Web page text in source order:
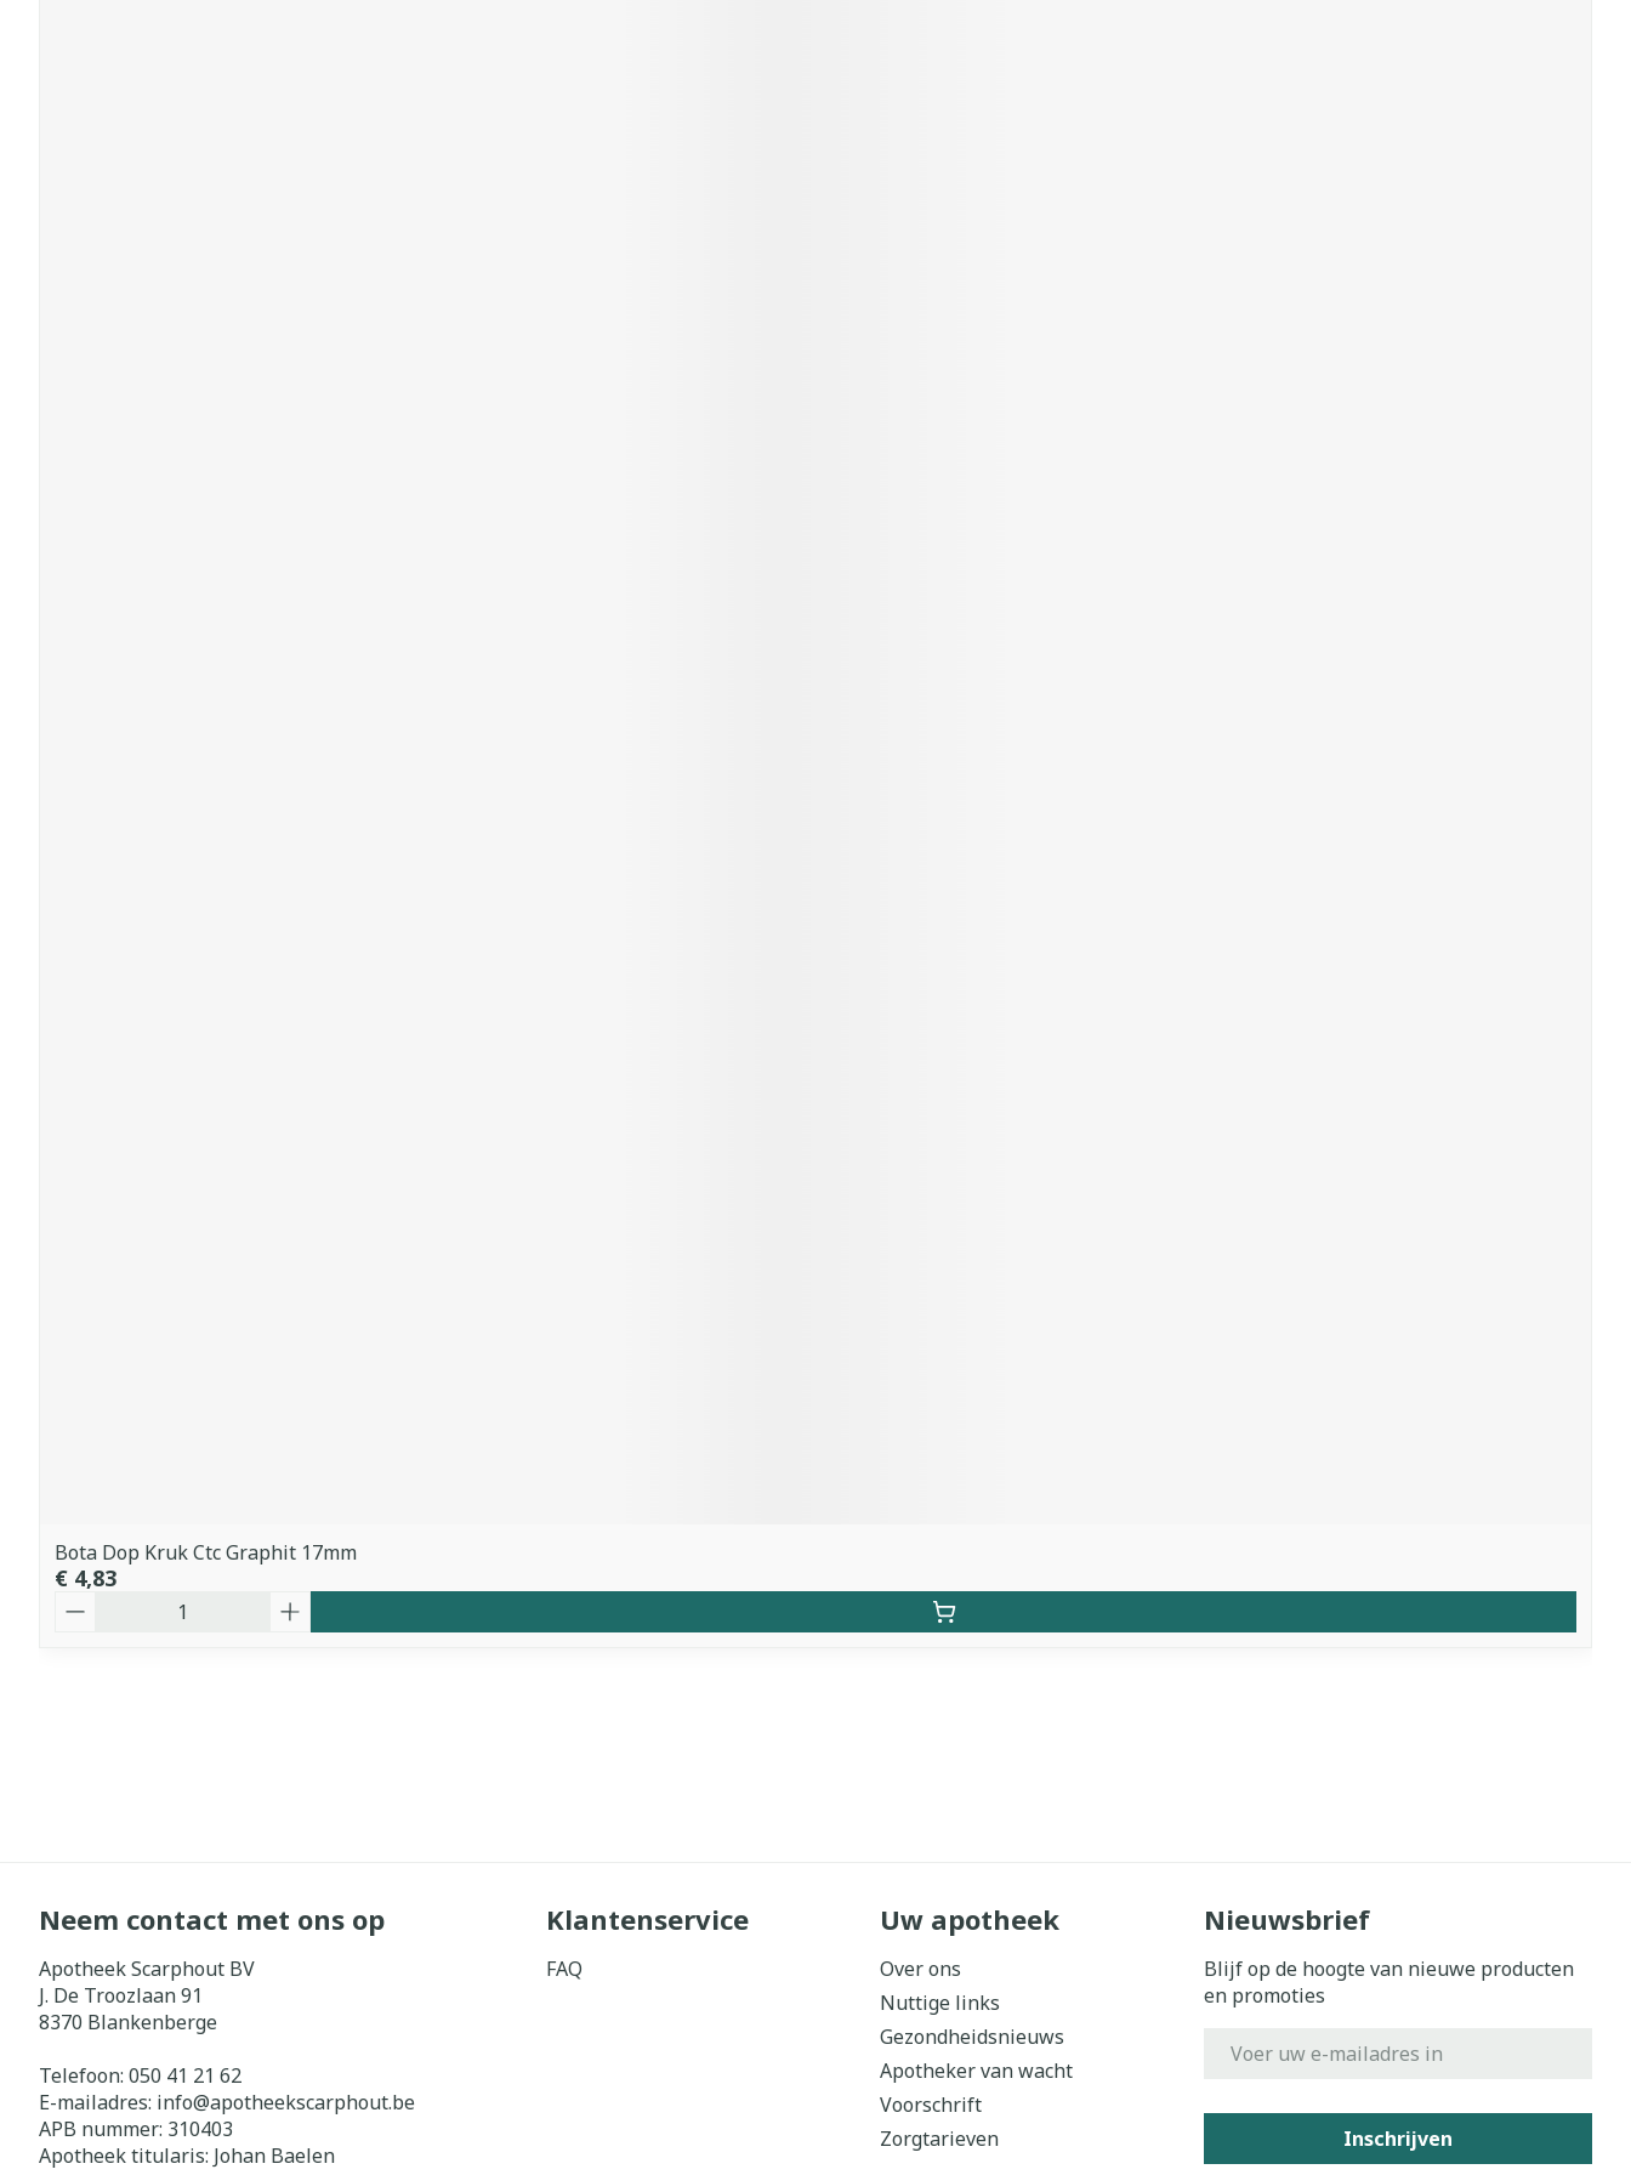
Bota Dop Kruk Ctc Graphit 17mm
€ 4,83
Neem contact met ons op
Apotheek Scarphout BV
J. De Troozlaan 91
8370 Blankenberge
Telefoon: 050 41 21 62
E-mailadres: info@apotheekscarphout.be
APB nummer: 310403
Apotheek titularis: Johan Baelen
Klantenservice
FAQ
Uw apotheek
Over ons
Nuttige links
Gezondheidsnieuws
Apotheker van wacht
Voorschrift
Zorgtarieven
Nieuwsbrief
Blijf op de hoogte van nieuwe producten
en promoties
Inschrijven